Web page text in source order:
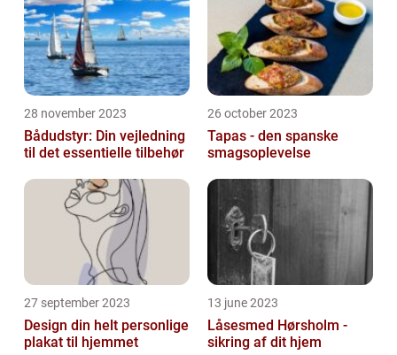
28 november 2023
Bådudstyr: Din vejledning
til det essentielle tilbehør
26 october 2023
Tapas - den spanske
smagsoplevelse
27 september 2023
Design din helt personlige
plakat til hjemmet
13 june 2023
Låsesmed Hørsholm -
sikring af dit hjem